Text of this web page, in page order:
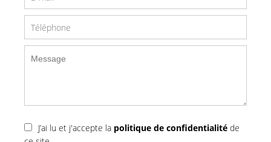
J’ai lu et j'accepte la politique de confidentialité de